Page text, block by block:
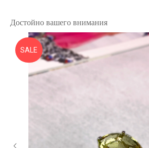
Достойно вашего внимания
SALE